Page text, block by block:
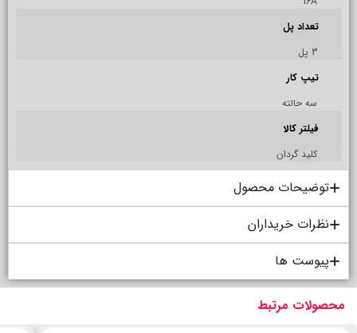
تعداد پل
3 پل
تیپ کار
سه حالته
فیلتر کالا
کلید گردان
توضیحات محصول
نظرات خریداران
پیوست ها
محصولات مرتبط